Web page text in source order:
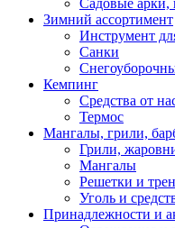
Садовые арки,
Зимний ассортимент
Инструмент
Санки
Кемпинг
Средства от
Термос
Мангалы, грили,
Грили,
Мангалы
Решетки и
Уголь и
Принадлежности и